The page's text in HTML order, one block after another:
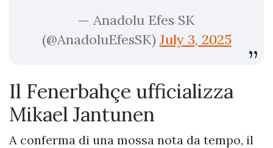
— Anadolu Efes SK
(@AnadoluEfesSK) July 3, 2025
Il Fenerbahçe ufficializza
Mikael Jantunen
A conferma di una mossa nota da tempo, il